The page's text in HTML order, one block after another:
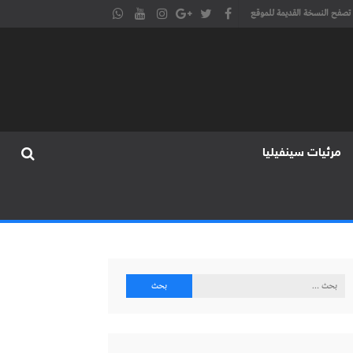
تصفح النسخة القديمة للموقع
مرئيات سينفيليا
البحث